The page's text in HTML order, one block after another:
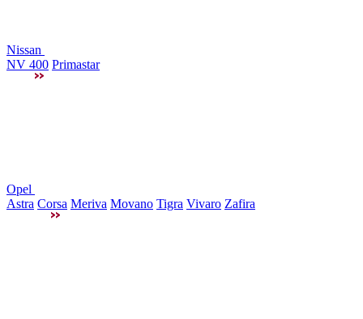
Nissan
NV 400 Primastar
Opel
Astra Corsa Meriva Movano Tigra Vivaro Zafira